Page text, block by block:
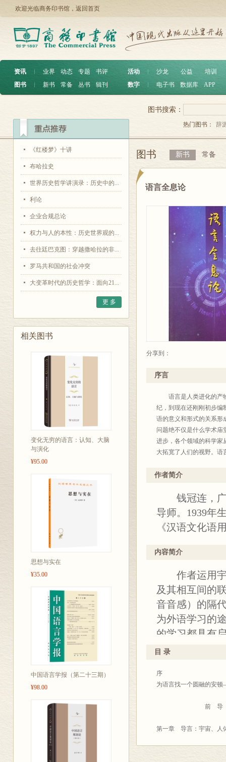
欢迎光临商务印书馆， 返回首页
资讯 ︱ 业界 动态 专题
书评
图书
︱ 新书 常备 丛书 辑刊
活动 沙龙 公益
培训
数字
电子书 数据库 APP
《红楼梦》十讲
布哈拉史
世界历史哲学讲演录：历史中的...
利论
企业合规总论
权力与人的本性：历史世界观的...
去往廷巴克图：穿越撒哈拉的非...
罗马共和国的社会冲突
大变革时代的历史哲学：面向21...
更 多
相关图书
变化无穷的语言：认知、大脑
与演化
¥95.00
思想与实在
¥35.00
中国语言学报（第二十三期）
¥98.00
图书搜索：
热门图书： 辞
图书 新书 常备
语言全息论
分享到：
序言
语言是人类进化的产物
纪，到现在还刚刚初步编
语的意义和形式的关系形
问题绝不仅是什么学术庙
进步，各个领域的科学
大拓宽了人们的视野。语
钱冠连研究员勤于思考
是经过作者深思熟虑的
中所有的观点，但是谁
研究。
作者在书中阐述了他的
来，这两个理论基础是紧
的，不断地从环境中输
性的特征。也正是从生
性、有序／混沌、不可预
生命进化过程(简称为A-
是一致的。
作者在立志于在语言学
疑和讨论，而且是越辩越
意识的关系(生命有机体
经网络系统(体现了认知
于
作者简介
钱冠连，广
导师。1939年
《汉语文化语
内容简介
作者运用宇
及其相互间的
音音感）的隔
为外语学习的
的学习都具有
目 录
序
为语言找一个圆融的安
前 导
第一章 导言：宇宙、人